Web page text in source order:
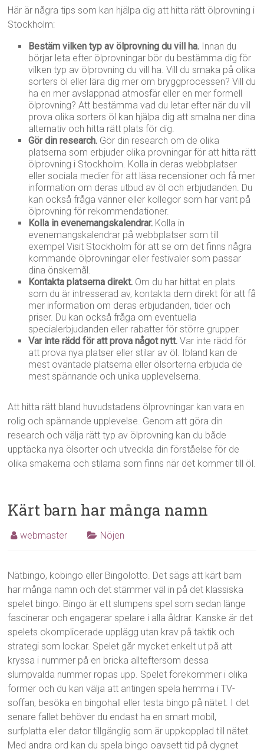
Här är några tips som kan hjälpa dig att hitta rätt ölprovning i
Stockholm:
Bestäm vilken typ av ölprovning du vill ha. Innan du
börjar leta efter ölprovningar bör du bestämma dig för
vilken typ av ölprovning du vill ha. Vill du smaka på olika
sorters öl eller lära dig mer om bryggprocessen? Vill du
ha en mer avslappnad atmosfär eller en mer formell
ölprovning? Att bestämma vad du letar efter när du vill
prova olika sorters öl kan hjälpa dig att smalna ner dina
alternativ och hitta rätt plats för dig.
Gör din research. Gör din research om de olika
platserna som erbjuder olika provningar för att hitta rätt
ölprovning i Stockholm. Kolla in deras webbplatser
eller sociala medier för att läsa recensioner och få mer
information om deras utbud av öl och erbjudanden. Du
kan också fråga vänner eller kollegor som har varit på
ölprovning för rekommendationer.
Kolla in evenemangskalendrar. Kolla in
evenemangskalendrar på webbplatser som till
exempel Visit Stockholm för att se om det finns några
kommande ölprovningar eller festivaler som passar
dina önskemål.
Kontakta platserna direkt. Om du har hittat en plats
som du är intresserad av, kontakta dem direkt för att få
mer information om deras erbjudanden, tider och
priser. Du kan också fråga om eventuella
specialerbjudanden eller rabatter för större grupper.
Var inte rädd för att prova något nytt.Var inte rädd för
att prova nya platser eller stilar av öl. Ibland kan de
mest oväntade platserna eller ölsorterna erbjuda de
mest spännande och unika upplevelserna.
Att hitta rätt bland huvudstadens ölprovningar kan vara en
rolig och spännande upplevelse. Genom att göra din
research och välja rätt typ av ölprovning kan du både
upptäcka nya ölsorter och utveckla din förståelse för de
olika smakerna och stilarna som finns när det kommer till öl.
Kärt barn har många namn
webmaster Nöjen
Nätbingo, kobingo eller Bingolotto. Det sägs att kärt barn
har många namn och det stämmer väl in på det klassiska
spelet bingo. Bingo är ett slumpens spel som sedan länge
fascinerar och engagerar spelare i alla åldrar. Kanske är det
spelets okomplicerade upplägg utan krav på taktik och
strategi som lockar. Spelet går mycket enkelt ut på att
kryssa i nummer på en bricka allteftersom dessa
slumpvalda nummer ropas upp. Spelet förekommer i olika
former och du kan välja att antingen spela hemma i TV-
soffan, besöka en bingohall eller testa bingo på nätet. I det
senare fallet behöver du endast ha en smart mobil,
surfplatta eller dator tillgänglig som är uppkopplad till nätet.
Med andra ord kan du spela bingo oavsett tid på dygnet